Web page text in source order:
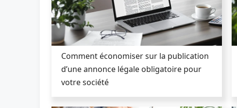
Comment économiser sur la publication
d’une annonce légale obligatoire pour
votre société